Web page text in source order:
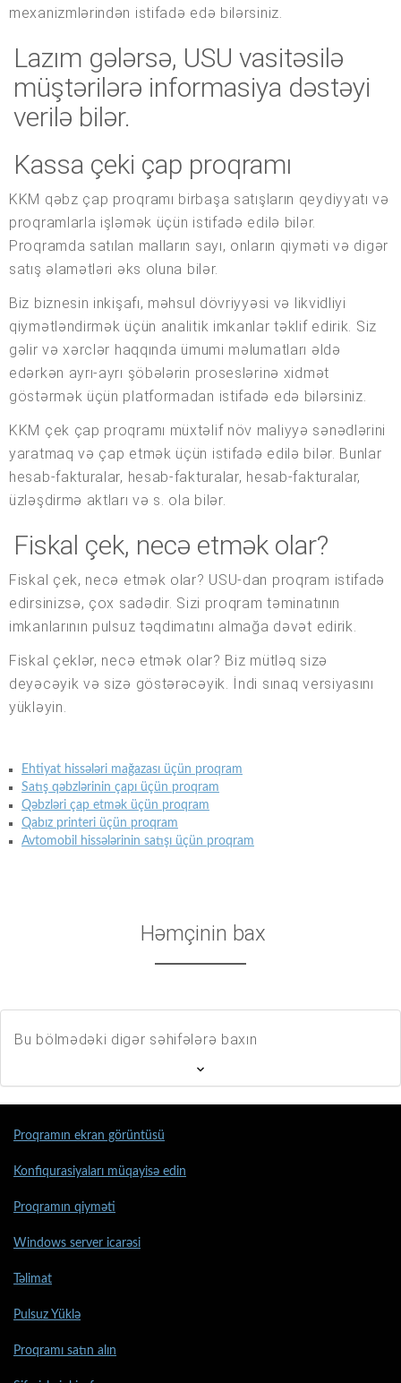
mexanizmlərindən istifadə edə bilərsiniz.
Lazım gələrsə, USU vasitəsilə
müştərilərə informasiya dəstəyi
verilə bilər.
Kassa çeki çap proqramı
KKM qəbz çap proqramı birbaşa satışların qeydiyyatı və
proqramlarla işləmək üçün istifadə edilə bilər.
Proqramda satılan malların sayı, onların qiyməti və digər
satış əlamətləri əks oluna bilər.
Biz biznesin inkişafı, məhsul dövriyyəsi və likvidliyi
qiymətləndirmək üçün analitik imkanlar təklif edirik. Siz
gəlir və xərclər haqqında ümumi məlumatları əldə
edərkən ayrı-ayrı şöbələrin proseslərinə xidmət
göstərmək üçün platformadan istifadə edə bilərsiniz.
KKM çek çap proqramı müxtəlif növ maliyyə sənədlərini
yaratmaq və çap etmək üçün istifadə edilə bilər. Bunlar
hesab-fakturalar, hesab-fakturalar, hesab-fakturalar,
üzləşdirmə aktları və s. ola bilər.
Fiskal çek, necə etmək olar?
Fiskal çek, necə etmək olar? USU-dan proqram istifadə
edirsinizsə, çox sadədir. Sizi proqram təminatının
imkanlarının pulsuz təqdimatını almağa dəvət edirik.
Fiskal çeklər, necə etmək olar? Biz mütləq sizə
deyəcəyik və sizə göstərəcəyik. İndi sınaq versiyasını
yükləyin.
Ehtiyat hissələri mağazası üçün proqram
Satış qəbzlərinin çapı üçün proqram
Qəbzləri çap etmək üçün proqram
Qabız printeri üçün proqram
Avtomobil hissələrinin satışı üçün proqram
Həmçinin bax
Bu bölmədəki digər səhifələrə baxın
Proqramın ekran görüntüsü
Konfiqurasiyaları müqayisə edin
Proqramın qiyməti
Windows server icarəsi
Təlimat
Pulsuz Yüklə
Proqramı satın alın